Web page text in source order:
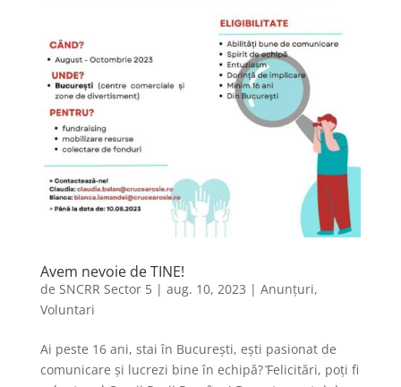
Avem nevoie de TINE!
de SNCRR Sector 5| aug. 10, 2023 | Anunțuri,
Voluntari
Ai peste 16 ani, stai în București, ești pasionat de
comunicare și lucrezi bine în echipă? ̆Felicitări, poți fi